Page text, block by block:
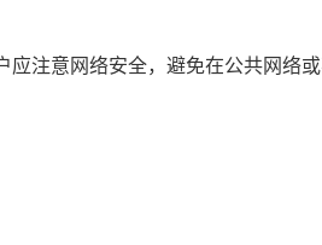
应注意网络安全，避免在公共网